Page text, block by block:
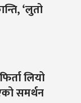
‘लुतो
लियो
समर्थन